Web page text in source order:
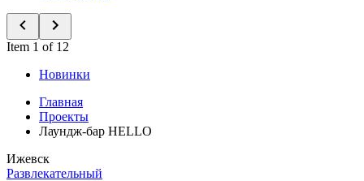
Item 1 of 12
Новинки
Главная
Проекты
Лаундж-бар HELLO
Ижевск
Развлекательный